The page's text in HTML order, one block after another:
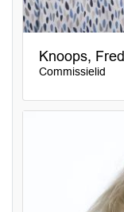
Knoops, Fred
Commissielid